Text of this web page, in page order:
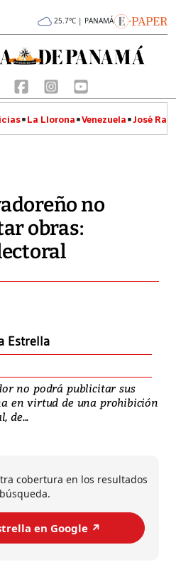
25.7°C | PANAMÁ
La Llorona Venezuela José
no
obras:
Estrella
no podrá publicitar sus
en virtud de una prohibición
de...
cobertura en los resultados
en Google ↗️